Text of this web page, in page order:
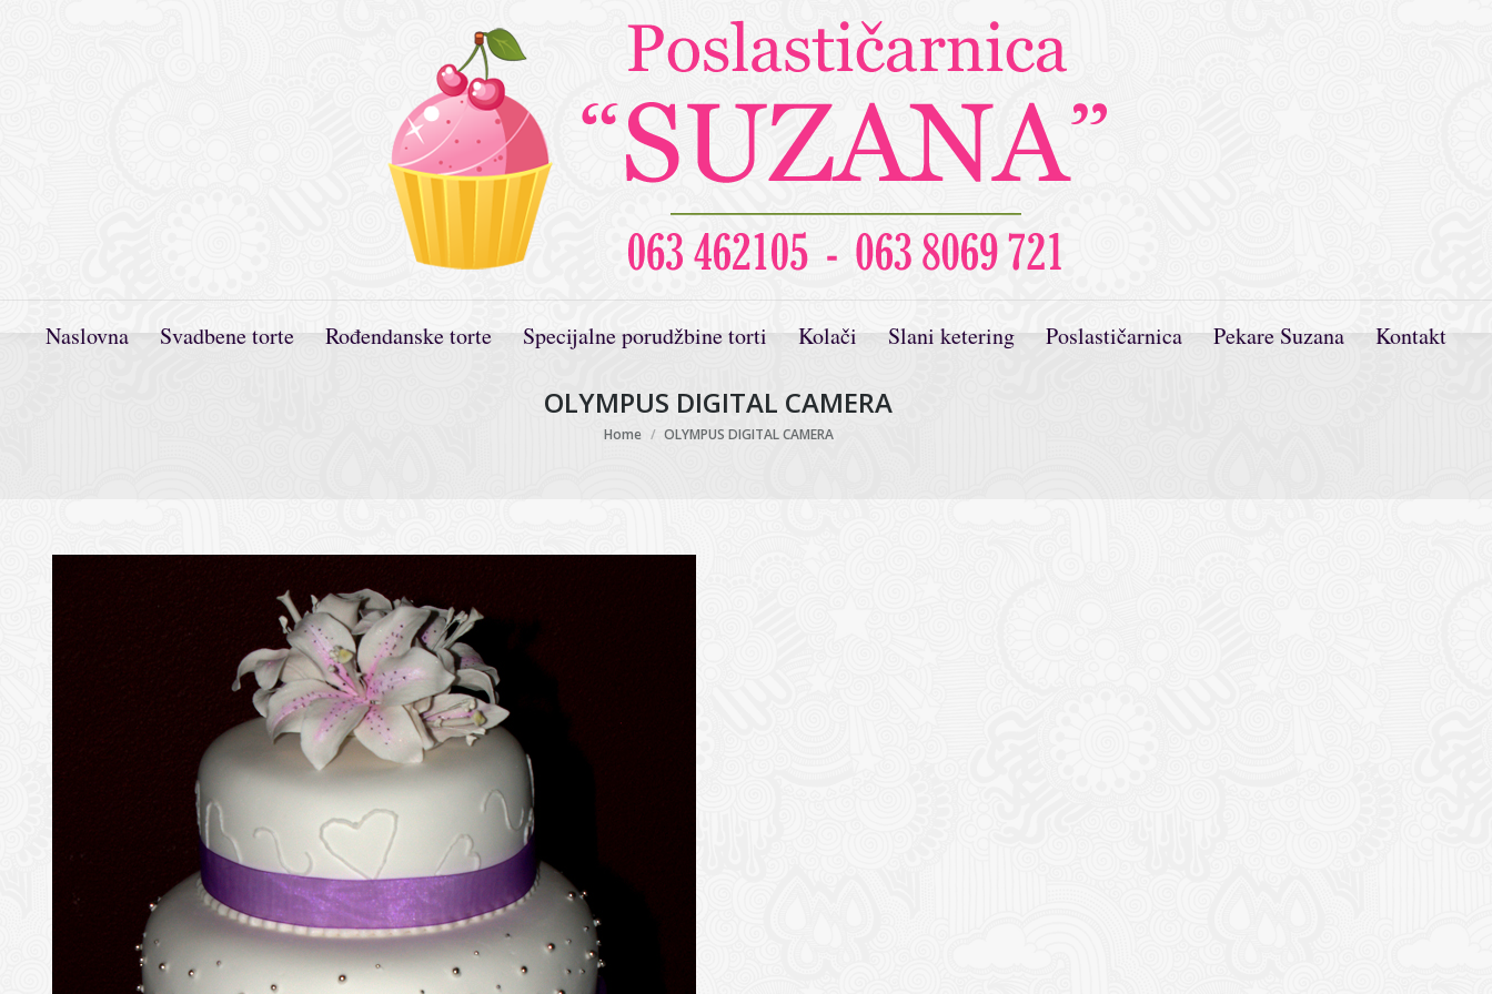
Naslovna Svadbene torte Rođendanske torte Specijalne porudžbine torti Kolači Slani ketering Poslastičarnica Pekare Suzana Kontakt
OLYMPUS DIGITAL CAMERA
You are here:
Home OLYMPUS DIGITAL CAMERA